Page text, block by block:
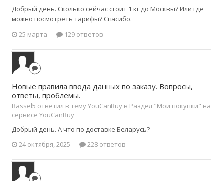
Добрый день. Сколько сейчас стоит 1 кг до Москвы? Или где
можно посмотреть тарифы? Спасибо.
25 марта
129 ответов
Новые правила ввода данных по заказу. Вопросы,
ответы, проблемы.
Rassel5 ответил в тему YouCanBuy в Раздел "Мои покупки" на
сервисе YouCanBuy
Добрый день. А что по доставке Беларусь?
24 октября, 2025
228 ответов